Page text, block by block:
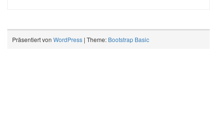
Präsentiert von WordPress | Theme: Bootstrap Basic